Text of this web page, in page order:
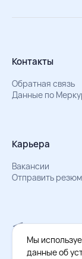
Контакты
Обратная связь
Данные по
Карьера
Вакансии
Отправить
Мы в Телеграм
Документы об
Охрана труда –
Мы
данные об